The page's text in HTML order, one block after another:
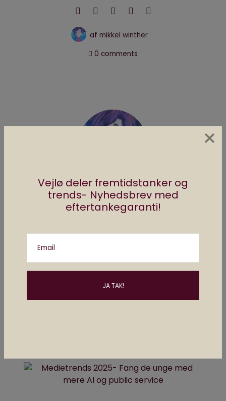
Vejlø deler fremtidstanker og
trends- Nyhedsbrev med
eftertankegaranti!
Email
×
af mikkel winther
0 comments
Mikkel Winther
Snakker rigtig meget om computerspil,
mere om spilnyheder, branchen og
frustrerende cyklister i København.
Posts by Mikkel Winther